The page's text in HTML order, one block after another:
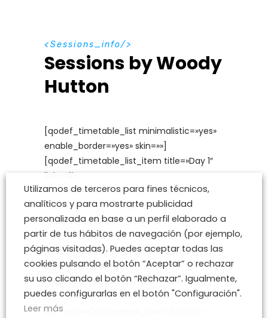
Sessions_info
Sessions by Woody
Hutton
[qodef_timetable_list minimalistic=»yes»
enable_border=»yes» skin=»»]
[qodef_timetable_list_item title=»Day 1″
link=»#»
link_text=»Conference_Room3″]10.00-
12.00[/qodef_timetable_list_item]
[/qodef_timetable_list]
[qodef_timetable_list minimalistic=»yes»
enable_border=»yes» skin=»»]
[qodef_timetable_list_item title=»Day 3″
link=»#»
link_text=»Conference_Room3″]10.00-
Utilizamos de terceros para fines técnicos,
analíticos y para mostrarte publicidad
personalizada en base a un perfil elaborado a
partir de tus hábitos de navegación (por ejemplo,
páginas visitadas). Puedes aceptar todas las
cookies pulsando el botón “Aceptar” o rechazar
su uso clicando el botón “Rechazar”. Igualmente,
puedes configurarlas en el botón "Configuración".
Leer más